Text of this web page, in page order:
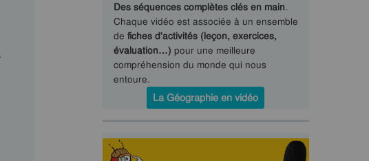
Des séquences complètes clés en main.
Chaque vidéo est associée à un ensemble
de fiches d'activités (leçon, exercices,
évaluation…) pour une meilleure
compréhension du monde qui nous
entoure.
La Géographie en vidéo